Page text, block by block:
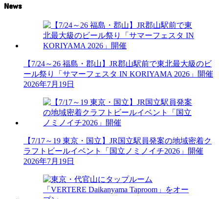
News
【7/24～26 福島・郡山】JR郡山駅前で東北最大級のビ
ール祭り「サマーフェスタ IN KORIYAMA 2026」開催
2026年7月19日
【7/17～19 東京・国立】JR国立駅員発案の地域密着ク
ラフトビールイベント「国立ノミノイチ2026」開催
2026年7月19日